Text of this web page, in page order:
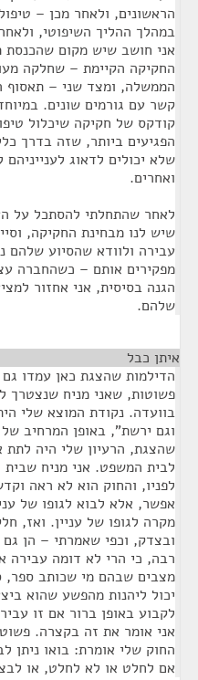
הראשונים, ולאחר מכן –
במהלך ההליך השיפוטי,
אני חושב שיש מקום
החקיקה הקיימת – שחלקה
הממשלה, ומצד שני – תאסוף
קשר עם גורמים שונים.
קודקס של חקיקה שיכלול
הפגיעים ביותר, שזה בדרך
שלא יכולים לדאוג
ואחרים.
לאחר שהתחלתי להסתכל על
שיש לנו מבחינת החקיקה,
עבירה ולוודא שהסיוע
מפקירים אותם – כשהחברה
הגנה בסיסית, אני אחזור
שלהם.
איתן כבל
הדילמות שהצגת כאן עמדו גם
פשוטות, שאני מניח שנצטרך
בוועדה. נקודת המוצא שלי
וגם ירשת", באופן המרחיב
שהצגת, הרעיון שלי היה
לבית המשפט. אני מניח שבית
לפניו, והחוק הוא לא ראה
אפשר, אלא לבוא לגופו של
מקרה לגופו של עניין. ואז,
ובצדק, וכפי שאמרתי – הן
רבה, כי הרי לא דומה
מצבים שבהם מי שכותב
יכול ליהנות מהפשע שהוא
לקבוע באופן ברור אם זו
אני אומר את זה בקצרה.
החוק שלי אומרת: בואו ניתן
אם לחלט או לא לחלט, או